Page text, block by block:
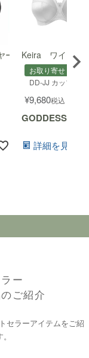
ブラ(B-FFカップ)
Keira ワイヤー
お取り寄せ
DD-JJ カップ
¥9,680税込
GODDESS
詳細を見る
ー
ご紹介
セラーアイテムをご紹